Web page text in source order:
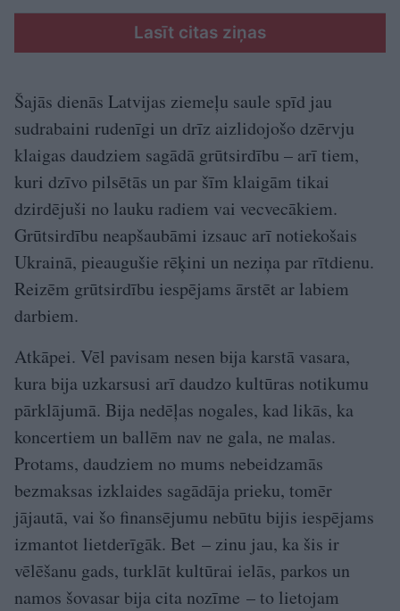
Lasīt citas ziņas
Šajās dienās Latvijas ziemeļu saule spīd jau
sudrabaini rudenīgi un drīz aizlidojošo dzērvju
klaigas daudziem sagādā grūtsirdību – arī tiem,
kuri dzīvo pilsētās un par šīm klaigām tikai
dzirdējuši no lauku radiem vai vecvecākiem.
Grūtsirdību neapšaubāmi izsauc arī notiekošais
Ukrainā, pieaugušie rēķini un neziņa par rītdienu.
Reizēm grūtsirdību iespējams ārstēt ar labiem
darbiem.
Atkāpei. Vēl pavisam nesen bija karstā vasara,
kura bija uzkarsusi arī daudzo kultūras notikumu
pārklājumā. Bija nedēļas nogales, kad likās, ka
koncertiem un ballēm nav ne gala, ne malas.
Protams, daudziem no mums nebeidzamās
bezmaksas izklaides sagādāja prieku, tomēr
jājautā, vai šo finansējumu nebūtu bijis iespējams
izmantot lietderīgāk. Bet – zinu jau, ka šis ir
vēlēšanu gads, turklāt kultūrai ielās, parkos un
namos šovasar bija cita nozīme – to lietojam